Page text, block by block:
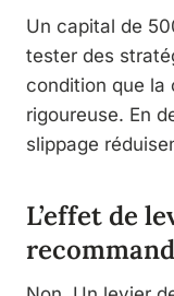
Un capital de
tester des
condition que la
rigoureuse. En
slippage
L’effet de